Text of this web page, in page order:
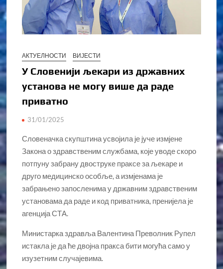
АКТУЕЛНОСТИ ВИЈЕСТИ
У Словенији љекари из државних
установа не могу више да раде
приватно
31/01/2025
Словеначка скупштина усвојила је јуче измјене
Закона о здравственим службама, које уводе скоро
потпуну забрану двоструке праксе за љекаре и
друго медицинско особље, а измјенама је
забрањено запосленима у државним здравственим
установама да раде и код приватника, пренијела је
агенција СТА.
Министарка здравља Валентина Преволник Рупел
истакла је да ће двојна пракса бити могућа само у
изузетним случајевима.